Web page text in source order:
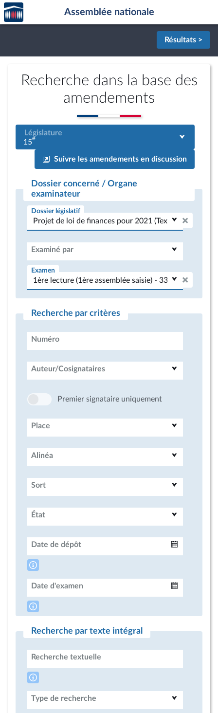
Aller au contenu
Aller en bas de la page
Accèder
à la
page
Assemblée nationale
Résultats >
Recherche dans la base des
amendements
Législature
15e
Suivre les amendements en discussion
Dossier concerné / Organe
examinateur
Dossier législatif
Examiné par
Examen
Recherche par critères
Numéro
Auteur/Cosignataires
Premier signataire uniquement
Place
Alinéa
Sort
État
Date de dépôt
Date d'examen
Recherche par texte intégral
Recherche textuelle
Type de recherche